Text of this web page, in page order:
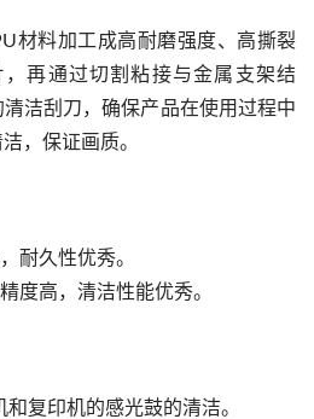
材料加工成高耐磨强度、高撕裂
再通过切割粘接与金属支架结
洁刮刀，确保产品在使用过程中
，保证画质。
耐久性优秀。
度高，清洁性能优秀。
复印机的感光鼓的清洁。